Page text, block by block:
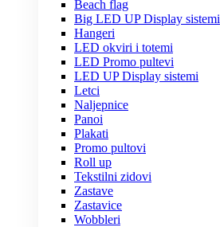
Beach flag
Big LED UP Display sistemi
Hangeri
LED okviri i totemi
LED Promo pultevi
LED UP Display sistemi
Letci
Naljepnice
Panoi
Plakati
Promo pultovi
Roll up
Tekstilni zidovi
Zastave
Zastavice
Wobbleri